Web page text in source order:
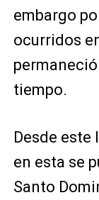
embargo
ocurridos
tiempo.
Desde este
en esta se
Santo